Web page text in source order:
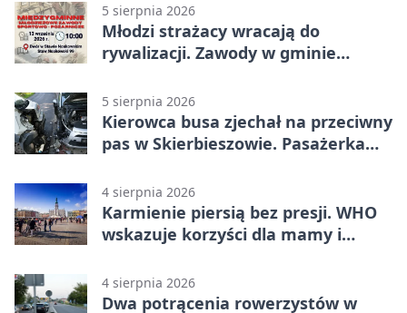
5 sierpnia 2026
Młodzi strażacy wracają do
rywalizacji. Zawody w gminie
5 sierpnia 2026
Kierowca busa zjechał na przeciwny
pas w Skierbieszowie. Pasażerka
4 sierpnia 2026
Karmienie piersią bez presji. WHO
wskazuje korzyści dla mamy i
4 sierpnia 2026
Dwa potrącenia rowerzystów w